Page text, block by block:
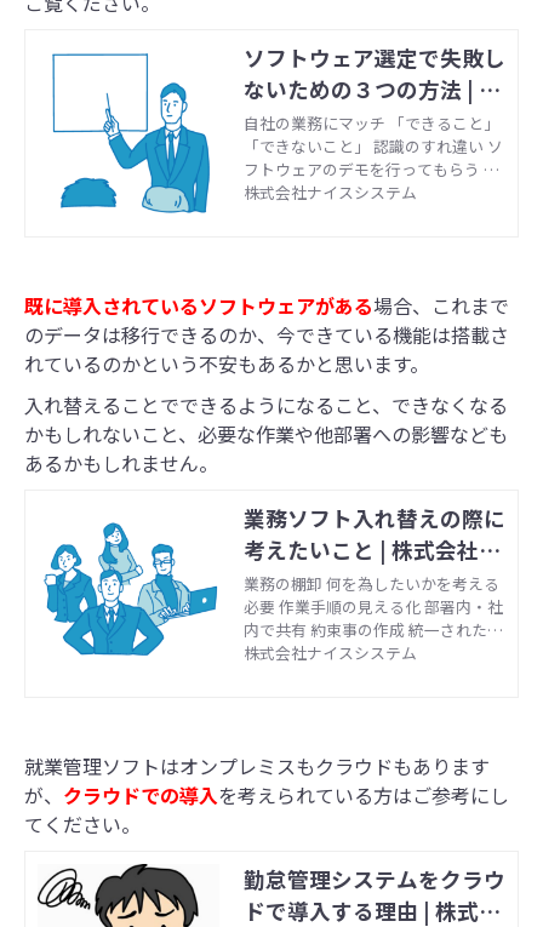
ソフトウェア選定で失敗し
ないための３つの方法 | 株
式会社ナイスシステム
自社の業務にマッチ 「できること」
「できないこと」 認識のすれ違い ソ
フトウェアのデモを行ってもらう 商
談時のデモ テレビ会議・web会議と
ソフトウェアを使う上で重要になっ
てくるのはインプット・アウトプッ
トの部分 マニュアル・手順書を提示
する 誰が作業を行うか等、5W1Hが
わかる形
株式会社ナイスシステム
既に導入されているソフトウェアがある場合、これまで
のデータは移行できるのか、今できている機能は搭載さ
れているのかという不安もあるかと思います。
入れ替えることでできるようになること、できなくなる
かもしれないこと、必要な作業や他部署への影響なども
あるかもしれません。
業務ソフト入れ替えの際に
考えたいこと | 株式会社ナ
イスシステム
業務の棚卸 何を為したいかを考える
必要 作業手順の見える化 部署内・社
内で共有 約束事の作成 統一された入
力や作業方法 カナの半角・全角を統
わせて運用、システムを導入
株式会社ナイスシステム
就業管理ソフトはオンプレミスもクラウドもあります
が、 クラウドでの導入を考えられている方はご参考にし
てください。
勤怠管理システムをクラウ
ドで導入する理由 | 株式会